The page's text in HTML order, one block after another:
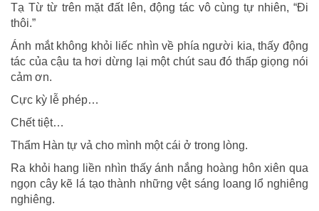
Tạ Từ từ trên mặt đất lên, động tác vô cùng tự nhiên, “Đi
thôi.”
Ánh mắt không khỏi liếc nhìn về phía người kia, thấy động
tác của cậu ta hơi dừng lại một chút sau đó thấp giọng nói
cảm ơn.
Cực kỳ lễ phép…
Chết tiệt…
Thẩm Hàn tự vả cho mình một cái ở trong lòng.
Ra khỏi hang liền nhìn thấy ánh nắng hoàng hôn xiên qua
ngọn cây kẽ lá tạo thành những vệt sáng loang lổ nghiêng
nghiêng.